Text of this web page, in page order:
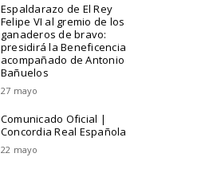
Espaldarazo de El Rey
Felipe VI al gremio de los
ganaderos de bravo:
presidirá la Beneficencia
acompañado de Antonio
Bañuelos
27 mayo
Comunicado Oficial |
Concordia Real Española
22 mayo